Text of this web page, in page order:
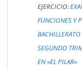
EJERCICIO:
FUNCIONES Y
SEGUNDO
EN «EL PILAR»